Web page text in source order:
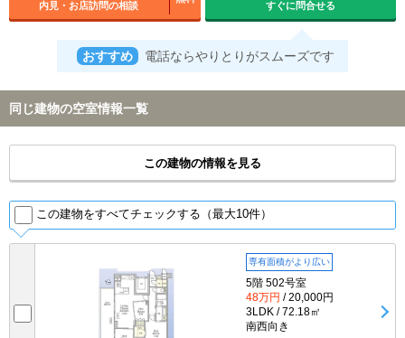
内見・お店訪問の相談 すぐに問合せる
おすすめ 電話ならやりとりがスムーズです
同じ建物の空室情報一覧
この建物の情報を見る
この建物をすべてチェックする（最大10件）
専有面積がより広い
5階 502号室
48万円 / 20,000円
3LDK / 72.18㎡
南西向き